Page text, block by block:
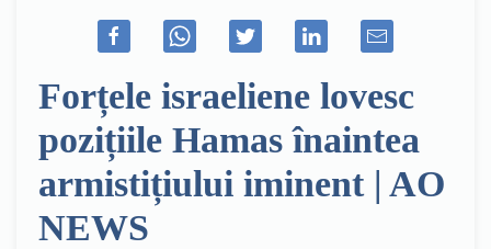
Forțele israeliene lovesc
pozițiile Hamas înaintea
armistițiului iminent | AO
NEWS